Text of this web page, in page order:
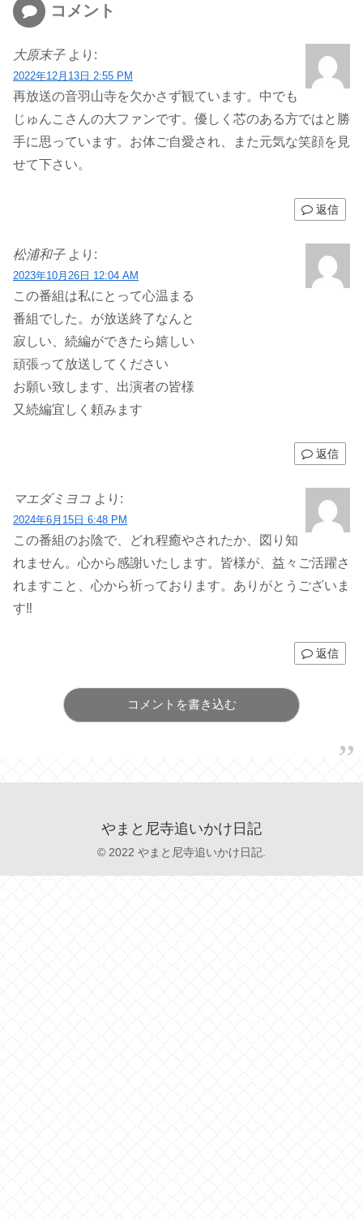
コメント
大原末子 より:
2022年12月13日 2:55 PM
再放送の音羽山寺を欠かさず観ています。中でも
じゅんこさんの大ファンです。優しく芯のある方ではと勝
手に思っています。お体ご自愛され、また元気な笑顔を見
せて下さい。
返信
松浦和子 より:
2023年10月26日 12:04 AM
この番組は私にとって心温まる
番組でした。が放送終了なんと
寂しい、続編ができたら嬉しい
頑張って放送してください
お願い致します、出演者の皆様
又続編宜しく頼みます
返信
マエダミヨコ より:
2024年6月15日 6:48 PM
この番組のお陰で、どれ程癒やされたか、図り知
れません。心から感謝いたします。皆様が、益々ご活躍さ
れますこと、心から祈っております。ありがとうございま
す‼️
返信
コメントを書き込む
やまと尼寺追いかけ日記
© 2022 やまと尼寺追いかけ日記.